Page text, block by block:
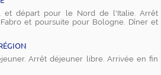
et départ pour le Nord de l'Italie. Arrêt
et poursuite pour Bologne. Dîner et
Arrêt déjeuner libre. Arrivée en fin